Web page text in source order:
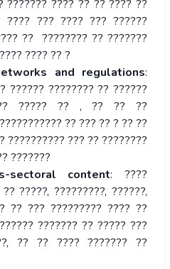
??????? ???? ?? ?? ???? ??
???? ??? ???? ??? ??????
?? ???????? ?? ???????
???? ?? ?
and regulations:
?????? ???????? ?? ??????
????? ?? , ?? ?? ??
?? ??? ?? ? ?? ??
?????????? ??? ?? ????????
???????
sectoral content: ????
?????, ?????????, ??????,
?? ??? ????????? ???? ??
??????? ?? ????? ???
?? ?? ???? ??????? ??